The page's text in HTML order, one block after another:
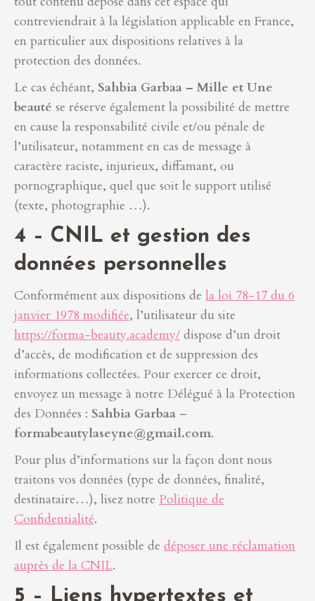
contreviendrait à la législation applicable en France,
en particulier aux dispositions relatives à la
protection des données.
Le cas échéant, Sahbia Garbaa – Mille et Une
beauté se réserve également la possibilité de mettre
en cause la responsabilité civile et/ou pénale de
l’utilisateur, notamment en cas de message à
caractère raciste, injurieux, diffamant, ou
pornographique, quel que soit le support utilisé
(texte, photographie …).
4 – CNIL et gestion des
données personnelles
Conformément aux dispositions de la loi 78-17 du 6
janvier 1978 modifiée, l’utilisateur du site
https://forma-beauty.academy/ dispose d’un droit
d’accès, de modification et de suppression des
informations collectées. Pour exercer ce droit,
envoyez un message à notre Délégué à la Protection
des Données : Sahbia Garbaa –
formabeautylaseyne@gmail.com.
Pour plus d’informations sur la façon dont nous
traitons vos données (type de données, finalité,
destinataire…), lisez notre Politique de
Confidentialité.
Il est également possible de déposer une réclamation
auprès de la CNIL.
5 – Liens hypertextes et